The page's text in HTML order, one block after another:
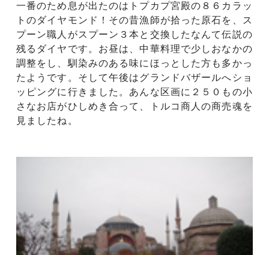
一番のため息が出たのはトプカプ宮殿の８６カラッ
トのダイヤモンド！その昔漁師が拾った原石を、ス
プーン職人がスプーン３本と交換したなんて伝説の
残るダイヤです。お昼は、中華料理で少しおなかの
調整をし、馴染みのある味にほっとした方も多かっ
たようです。そして午後はグランドバザールへショ
ッピングに行きました。あんな区画に２５０もの小
さなお店がひしめき合って、トルコ商人の商売魂を
見ましたね。